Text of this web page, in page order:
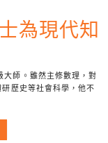
為現代知
大師。雖然主修數理，對
歷史等社會科學，他不